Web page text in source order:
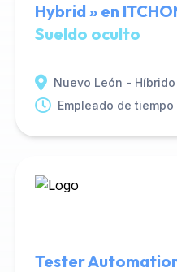
Hybrid » en
Sueldo oculto
Nuevo León - Híbrido
Empleado de
Tester